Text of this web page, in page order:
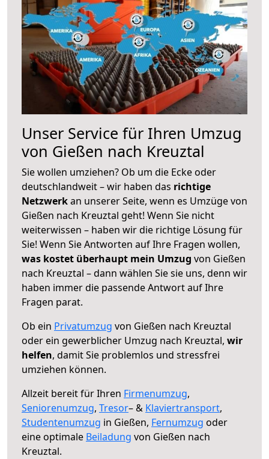
Unser Service für Ihren Umzug
von Gießen nach Kreuztal
Sie wollen umziehen? Ob um die Ecke oder
deutschlandweit – wir haben das richtige
Netzwerkan unserer Seite, wenn es Umzüge von
Gießen nach Kreuztal geht! Wenn Sie nicht
weiterwissen – haben wir die richtige Lösung für
Sie! Wenn Sie Antworten auf Ihre Fragen wollen,
was kostet überhaupt mein Umzug von Gießen
nach Kreuztal – dann wählen Sie sie uns, denn wir
haben immer die passende Antwort auf Ihre
Fragen parat.
Ob ein Privatumzug von Gießen nach Kreuztal
oder ein gewerblicher Umzug nach Kreuztal, wir
helfen, damit Sie problemlos und stressfrei
umziehen können.
Allzeit bereit für Ihren Firmenumzug,
Seniorenumzug, Tresor– & Klaviertransport,
Studentenumzug in Gießen, Fernumzug oder
eine optimale Beiladung von Gießen nach
Kreuztal.